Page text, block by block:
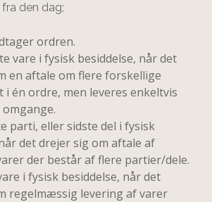
den dag;
ordren.
vare i fysisk besiddelse, når det
en aftale om flere forskellige
i én ordre, men leveres enkeltvis
parti, eller sidste del i fysisk
det drejer sig om aftale af
der består af flere partier/dele.
i fysisk besiddelse, når det
regelmæssig levering af varer